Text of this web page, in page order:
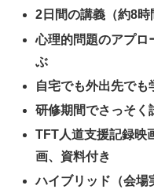
2日間の講義（約8
心理的問題のアプロ
ぶ
自宅でも外出先でも
研修期間でさっそく
TFT人道支援記録映
画、資料付き
ハイブリッド（会場